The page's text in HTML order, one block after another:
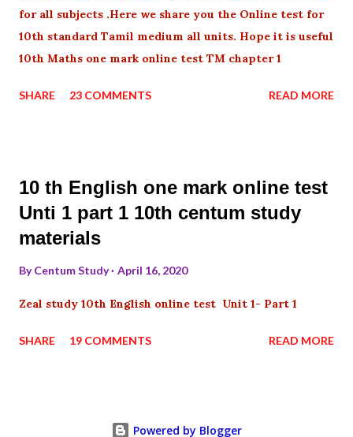
for all subjects .Here we share you the Online test for
10th standard Tamil medium all units. Hope it is useful
10th Maths one mark online test TM chapter 1
SHARE 23 COMMENTS READ MORE
10 th English one mark online test
Unti 1 part 1 10th centum study
materials
ByCentum Study April 16, 2020
Zeal study 10th English online test Unit 1- Part 1
SHARE 19 COMMENTS READ MORE
Powered by Blogger